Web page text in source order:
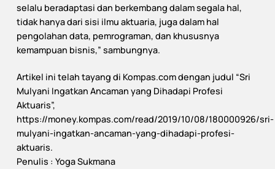
selalu beradaptasi dan berkembang dalam segala hal,
tidak hanya dari sisi ilmu aktuaria, juga dalam hal
pengolahan data, pemrograman, dan khususnya
kemampuan bisnis,” sambungnya.
Artikel ini telah tayang di Kompas.com dengan judul “Sri
Mulyani Ingatkan Ancaman yang Dihadapi Profesi
Aktuaris”,
https://money.kompas.com/read/2019/10/08/180000926/sri-
mulyani-ingatkan-ancaman-yang-dihadapi-profesi-
aktuaris.
Penulis : Yoga Sukmana